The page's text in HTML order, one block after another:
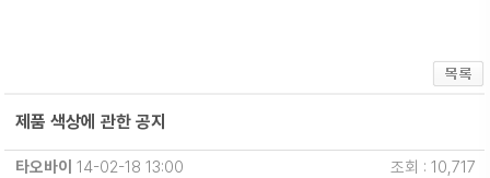
제품 색상에 관한 공지
타오바이 14-02-18 13:00
조회 : 10,717